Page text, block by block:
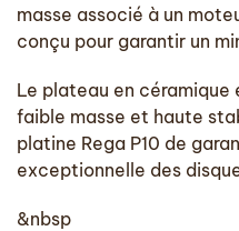
masse associé à un
conçu pour garantir un
Le plateau en céramique
faible masse et haute
platine Rega P10 de
exceptionnelle des
&nbsp